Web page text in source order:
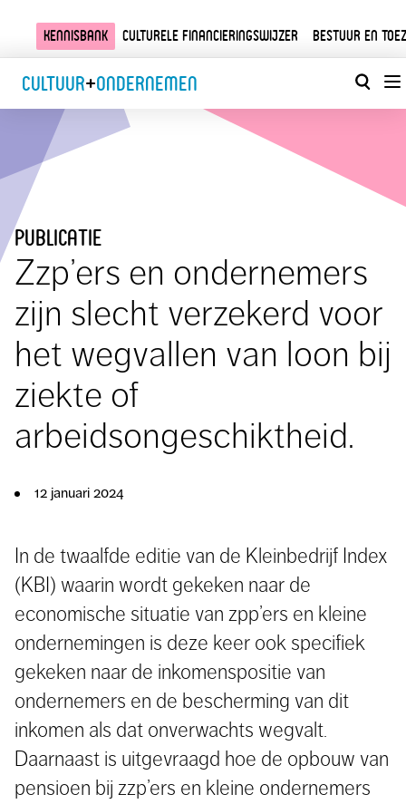
Kennisbank Culturele financieringswijzer Bestuur en
Cultuur+Ondernemen
publicatie
Zzp’ers en ondernemers
zijn slecht verzekerd voor
het wegvallen van loon bij
ziekte of
arbeidsongeschiktheid.
12 januari 2024
In de twaalfde editie van de Kleinbedrijf Index
(KBI) waarin wordt gekeken naar de
economische situatie van zpp’ers en kleine
ondernemingen is deze keer ook specifiek
gekeken naar de inkomenspositie van
ondernemers en de bescherming van dit
inkomen als dat onverwachts wegvalt.
Daarnaast is uitgevraagd hoe de opbouw van
pensioen bij zzp’ers en kleine ondernemers